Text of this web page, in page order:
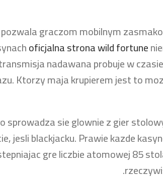
graczom mobilnym
oficjalna strona wild fortune
nadawana probuje w
Ktorzy maja krupierem jest to
sprowadza sie glownie z gier
jesli blackjacku. Prawie kazde
gre liczbie atomowej 85